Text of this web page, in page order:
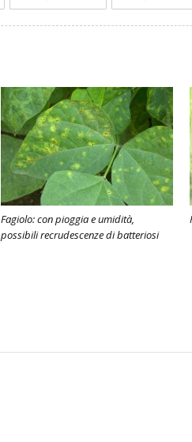
Fagiolo: con pioggia e umidità,
possibili recrudescenze di batteriosi